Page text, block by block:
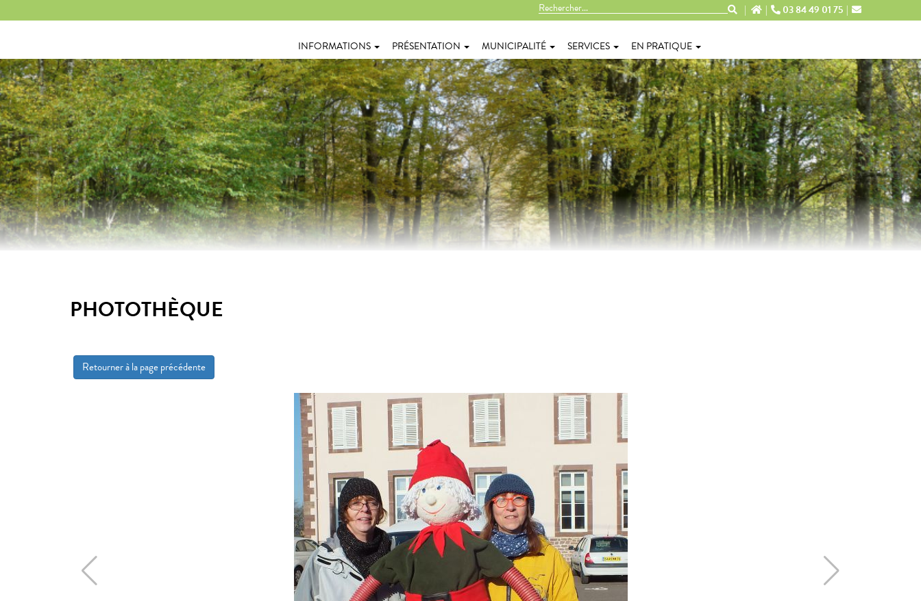
03 84 49 01 75
INFORMATIONS PRÉSENTATION MUNICIPALITÉ SERVICES EN PRATIQUE
PHOTOTHÈQUE
Retourner à la page précédente